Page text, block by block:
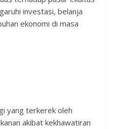
investasi, belanja
ekonomi di masa
yang terkerek oleh
akibat kekhawatiran